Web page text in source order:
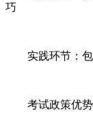
巧
实践环节：包
考试政策优势